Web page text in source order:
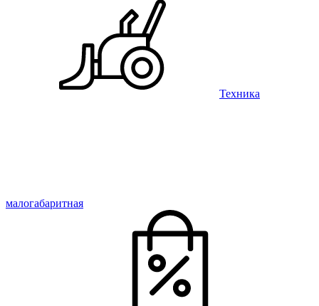
Техника
малогабаритная